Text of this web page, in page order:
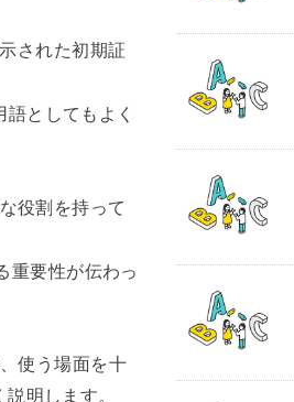
された初期証
としてもよく
役割を持って
重要性が伝わっ
使う場面を十
明します。